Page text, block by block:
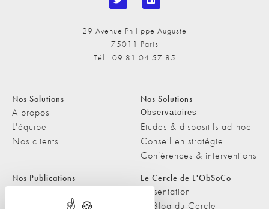
29 Avenue Philippe Auguste
75011 Paris
Tél : 09 81 04 57 85
Nos Solutions
A propos
L'équipe
Nos clients
Nos Solutions
Observatoires
Etudes & dispositifs ad-hoc
Conseil en stratégie
Conférences & interventions
Nos Publications
Les Podcasts de L'ObSoCo
Le Cercle de L'ObSoCo
Présentation
Le Blog du Cercle